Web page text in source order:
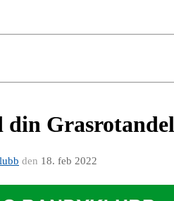
din Grasrotandel
den 18. feb 2022